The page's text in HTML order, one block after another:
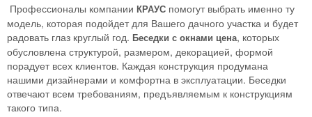
Профессионалы компании КРАУС помогут выбрать именно ту
модель, которая подойдет для Вашего дачного участка и будет
радовать глаз круглый год. Беседки с окнами цена, которых
обусловлена структурой, размером, декорацией, формой
порадует всех клиентов. Каждая конструкция продумана
нашими дизайнерами и комфортна в эксплуатации. Беседки
отвечают всем требованиям, предъявляемым к конструкциям
такого типа.